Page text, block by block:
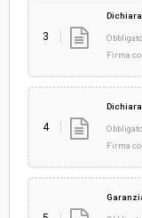
3
Firma
4
Firma